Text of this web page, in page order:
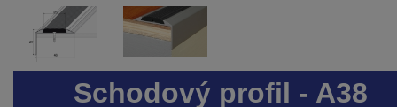
Schodový profil - A38